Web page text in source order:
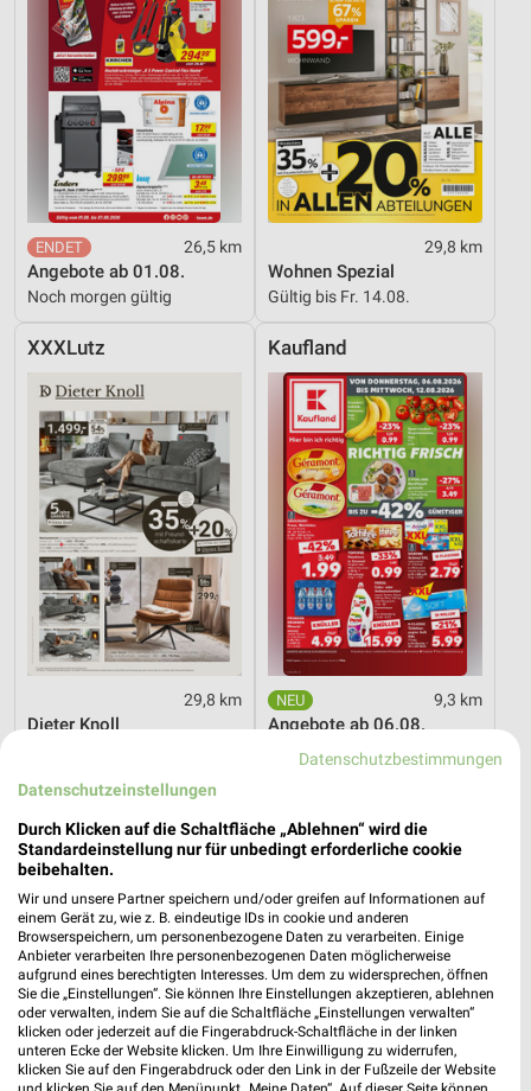
26,5 km
Angebote ab 01.08.
Noch morgen gültig
29,8 km
Wohnen Spezial
Gültig bis Fr. 14.08.
XXXLutz
29,8 km
Dieter Knoll
Kaufland
9,3 km
Angebote ab 06.08.
Gültig bis Mi. 12.08.
REWE
Datenschutzbestimmungen
Datenschutzeinstellungen
Durch Klicken auf die Schaltfläche „Ablehnen“ wird die
Standardeinstellung nur für unbedingt erforderliche cookie
beibehalten.
Wir und unsere Partner speichern und/oder greifen auf Informationen auf
einem Gerät zu, wie z. B. eindeutige IDs in cookie und anderen
Browserspeichern, um personenbezogene Daten zu verarbeiten. Einige
Anbieter verarbeiten Ihre personenbezogenen Daten möglicherweise
aufgrund eines berechtigten Interesses. Um dem zu widersprechen, öffnen
Sie die „Einstellungen“. Sie können Ihre Einstellungen akzeptieren, ablehnen
oder verwalten, indem Sie auf die Schaltfläche „Einstellungen verwalten“
klicken oder jederzeit auf die Fingerabdruck-Schaltfläche in der linken
unteren Ecke der Website klicken. Um Ihre Einwilligung zu widerrufen,
klicken Sie auf den Fingerabdruck oder den Link in der Fußzeile der Website